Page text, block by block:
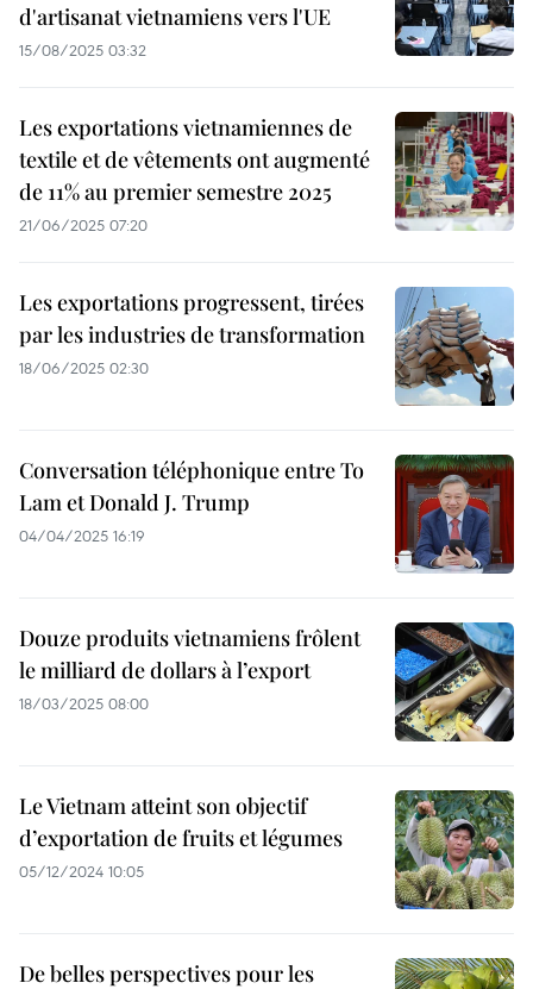
d'artisanat vietnamiens vers l'UE
15/08/2025 03:32
Les exportations vietnamiennes de
textile et de vêtements ont augmenté
de 11% au premier semestre 2025
21/06/2025 07:20
Les exportations progressent, tirées
par les industries de transformation
18/06/2025 02:30
Conversation téléphonique entre To
Lam et Donald J. Trump
04/04/2025 16:19
Douze produits vietnamiens frôlent
le milliard de dollars à l’export
18/03/2025 08:00
Le Vietnam atteint son objectif
d’exportation de fruits et légumes
05/12/2024 10:05
De belles perspectives pour les